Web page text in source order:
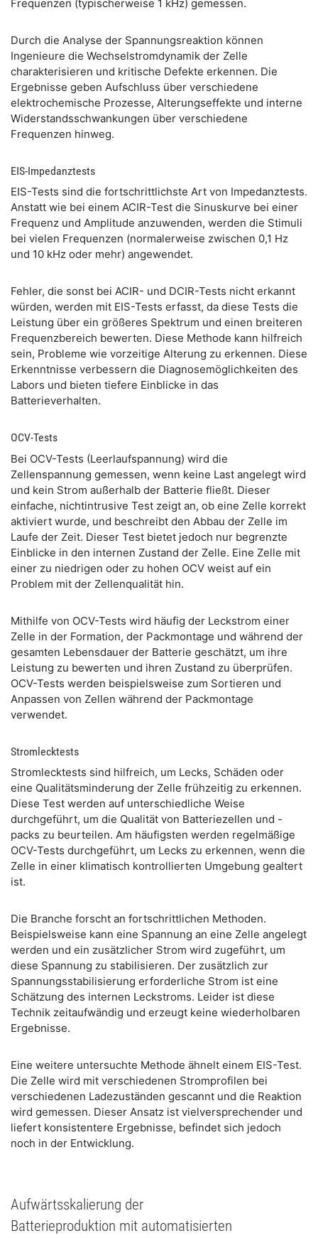
Frequenzen (typischerweise 1 kHz) gemessen.
Durch die Analyse der Spannungsreaktion können
Ingenieure die Wechselstromdynamik der Zelle
charakterisieren und kritische Defekte erkennen. Die
Ergebnisse geben Aufschluss über verschiedene
elektrochemische Prozesse, Alterungseffekte und interne
Widerstandsschwankungen über verschiedene
Frequenzen hinweg.
EIS-Impedanztests
EIS-Tests sind die fortschrittlichste Art von Impedanztests.
Anstatt wie bei einem ACIR-Test die Sinuskurve bei einer
Frequenz und Amplitude anzuwenden, werden die Stimuli
bei vielen Frequenzen (normalerweise zwischen 0,1 Hz
und 10 kHz oder mehr) angewendet.
Fehler, die sonst bei ACIR- und DCIR-Tests nicht erkannt
würden, werden mit EIS-Tests erfasst, da diese Tests die
Leistung über ein größeres Spektrum und einen breiteren
Frequenzbereich bewerten. Diese Methode kann hilfreich
sein, Probleme wie vorzeitige Alterung zu erkennen. Diese
Erkenntnisse verbessern die Diagnosemöglichkeiten des
Labors und bieten tiefere Einblicke in das
Batterieverhalten.
OCV-Tests
Bei OCV-Tests (Leerlaufspannung) wird die
Zellenspannung gemessen, wenn keine Last angelegt wird
und kein Strom außerhalb der Batterie fließt. Dieser
einfache, nichtintrusive Test zeigt an, ob eine Zelle korrekt
aktiviert wurde, und beschreibt den Abbau der Zelle im
Laufe der Zeit. Dieser Test bietet jedoch nur begrenzte
Einblicke in den internen Zustand der Zelle. Eine Zelle mit
einer zu niedrigen oder zu hohen OCV weist auf ein
Problem mit der Zellenqualität hin.
Mithilfe von OCV-Tests wird häufig der Leckstrom einer
Zelle in der Formation, der Packmontage und während der
gesamten Lebensdauer der Batterie geschätzt, um ihre
Leistung zu bewerten und ihren Zustand zu überprüfen.
OCV-Tests werden beispielsweise zum Sortieren und
Anpassen von Zellen während der Packmontage
verwendet.
Stromlecktests
Stromlecktests sind hilfreich, um Lecks, Schäden oder
eine Qualitätsminderung der Zelle frühzeitig zu erkennen.
Diese Test werden auf unterschiedliche Weise
durchgeführt, um die Qualität von Batteriezellen und -
packs zu beurteilen. Am häufigsten werden regelmäßige
OCV-Tests durchgeführt, um Lecks zu erkennen, wenn die
Zelle in einer klimatisch kontrollierten Umgebung gealtert
ist.
Die Branche forscht an fortschrittlichen Methoden.
Beispielsweise kann eine Spannung an eine Zelle angelegt
werden und ein zusätzlicher Strom wird zugeführt, um
diese Spannung zu stabilisieren. Der zusätzlich zur
Spannungsstabilisierung erforderliche Strom ist eine
Schätzung des internen Leckstroms. Leider ist diese
Technik zeitaufwändig und erzeugt keine wiederholbaren
Ergebnisse.
Eine weitere untersuchte Methode ähnelt einem EIS-Test.
Die Zelle wird mit verschiedenen Stromprofilen bei
verschiedenen Ladezuständen gescannt und die Reaktion
wird gemessen. Dieser Ansatz ist vielversprechender und
liefert konsistentere Ergebnisse, befindet sich jedoch
noch in der Entwicklung.
Aufwärtsskalierung der
Batterieproduktion mit automatisierten